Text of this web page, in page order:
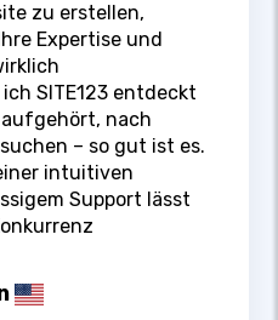
zu erstellen,
Expertise und
SITE123 entdeckt
nach
– so gut ist es.
intuitiven
Support lässt